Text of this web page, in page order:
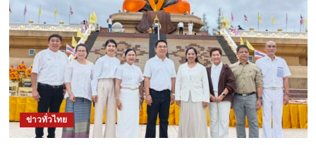
ข่าวทั่วไทย